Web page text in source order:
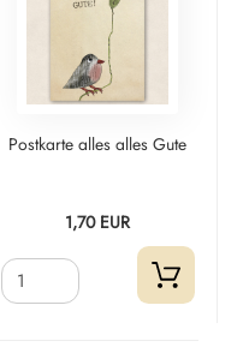
Postkarte alles alles Gute
1,70 EUR